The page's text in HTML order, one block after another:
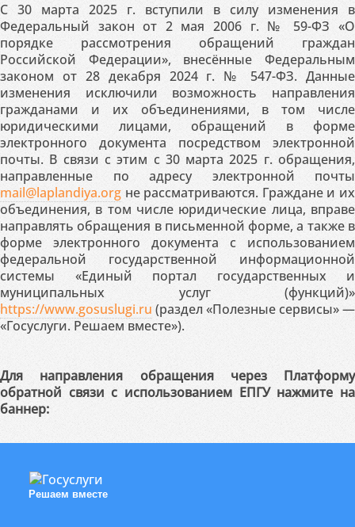
С 30 марта 2025 г. вступили в силу изменения в
Федеральный закон от 2 мая 2006 г. № 59-ФЗ «О
порядке рассмотрения обращений граждан
Российской Федерации», внесённые Федеральным
законом от 28 декабря 2024 г. № 547-ФЗ. Данные
изменения исключили возможность направления
гражданами и их объединениями, в том числе
юридическими лицами, обращений в форме
электронного документа посредством электронной
почты. В связи с этим с 30 марта 2025 г. обращения,
направленные по адресу электронной почты
mail@laplandiya.org не рассматриваются. Граждане и их
объединения, в том числе юридические лица, вправе
направлять обращения в письменной форме, а также в
форме электронного документа с использованием
федеральной государственной информационной
системы «Единый портал государственных и
муниципальных услуг (функций)»
https://www.gosuslugi.ru (раздел «Полезные сервисы» —
«Госуслуги. Решаем вместе»).
Для направления обращения через Платформу
обратной связи с использованием ЕПГУ нажмите на
баннер:
Решаем вместе